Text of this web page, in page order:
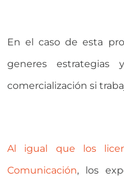
En el caso de esta
generes
comercialización si
Al igual que los
Comunicación, los